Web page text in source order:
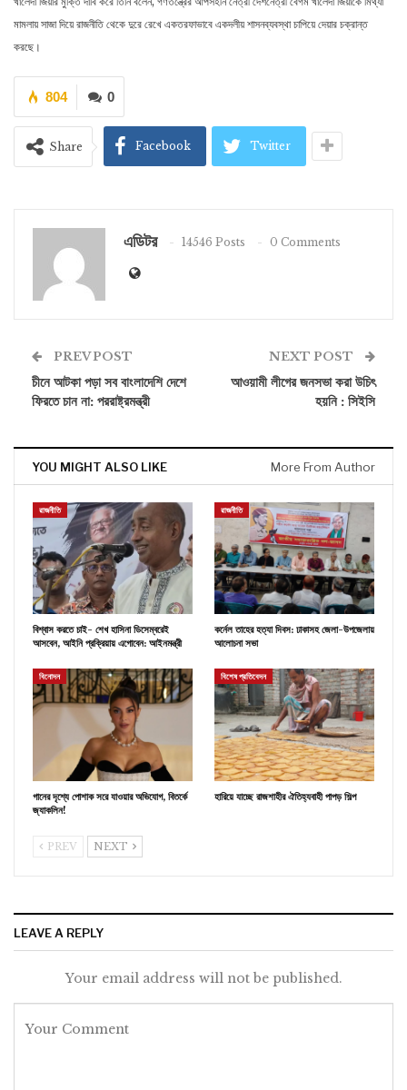
মামলায় সাজা দিয়ে রাজনীতি থেকে দুরে রেখে একতরফাভাবে একদলীয় শাসনব্যবস্থা চাপিয়ে দেয়ার চক্রান্ত
করছে।
0
804
Share Facebook Twitter
এডিটর 14546 Posts 0 Comments
PREV POST
চীনে আটকা পড়া সব বাংলাদেশি দেশে
ফিরতে চান না: পররাষ্ট্রমন্ত্রী
NEXT POST
আওয়ামী লীগের জনসভা করা উচিৎ
হয়নি : সিইসি
YOU MIGHT ALSO LIKE More From Author
রাজনীতি
বিশ্বাস করতে চাই- শেখ হাসিনা ডিসেম্বরেই
আসবেন, আইনি প্রক্রিয়ায় এগোবেন: আইনমন্ত্রী
রাজনীতি
কর্নেল তাহের হত্যা দিবস: ঢাকাসহ জেলা-উপজেলায়
আলোচনা সভা
বিনোদন
গানের দৃশ্যে পোশাক সরে যাওয়ার অভিযোগ, বিতর্কে
জ্যাকলিন!
বিশেষ প্রতিবেদন
হারিয়ে যাচ্ছে রাজশাহীর ঐতিহ্যবাহী পাপড় শিল্প
PREV NEXT
LEAVE A REPLY
Your email address will not be published.